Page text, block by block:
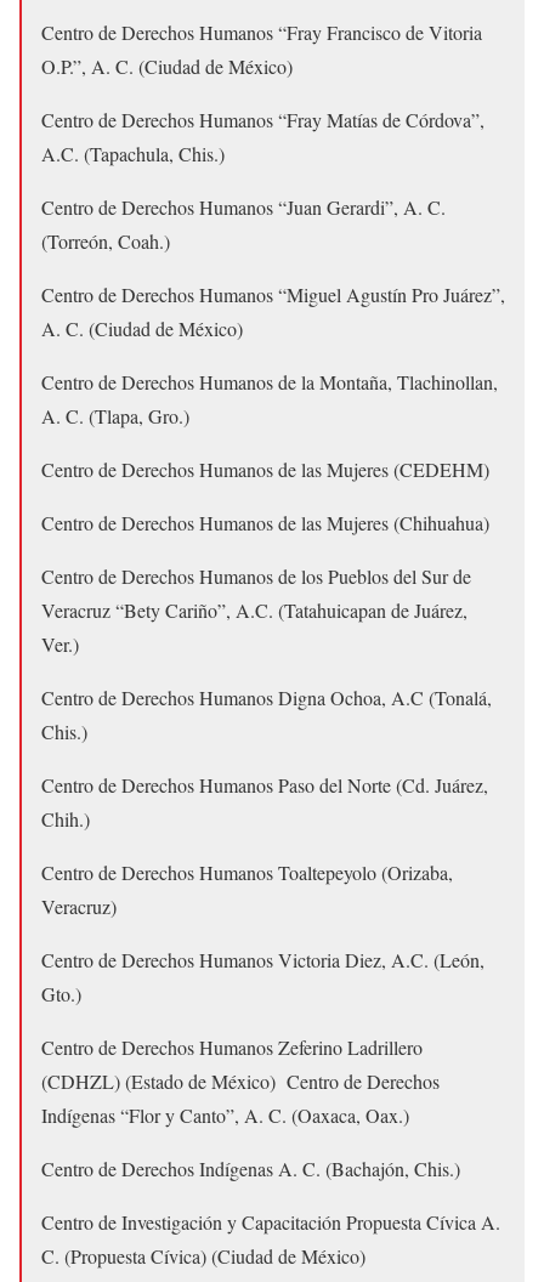
Centro de Derechos Humanos “Fray Francisco de Vitoria
O.P.”, A. C. (Ciudad de México)
Centro de Derechos Humanos “Fray Matías de Córdova”,
A.C. (Tapachula, Chis.)
Centro de Derechos Humanos “Juan Gerardi”, A. C.
(Torreón, Coah.)
Centro de Derechos Humanos “Miguel Agustín Pro Juárez”,
A. C. (Ciudad de México)
Centro de Derechos Humanos de la Montaña, Tlachinollan,
A. C. (Tlapa, Gro.)
Centro de Derechos Humanos de las Mujeres (CEDEHM)
Centro de Derechos Humanos de las Mujeres (Chihuahua)
Centro de Derechos Humanos de los Pueblos del Sur de
Veracruz “Bety Cariño”, A.C. (Tatahuicapan de Juárez,
Ver.)
Centro de Derechos Humanos Digna Ochoa, A.C (Tonalá,
Chis.)
Centro de Derechos Humanos Paso del Norte (Cd. Juárez,
Chih.)
Centro de Derechos Humanos Toaltepeyolo (Orizaba,
Veracruz)
Centro de Derechos Humanos Victoria Diez, A.C. (León,
Gto.)
Centro de Derechos Humanos Zeferino Ladrillero
(CDHZL) (Estado de México) Centro de Derechos
Indígenas “Flor y Canto”, A. C. (Oaxaca, Oax.)
Centro de Derechos Indígenas A. C. (Bachajón, Chis.)
Centro de Investigación y Capacitación Propuesta Cívica A.
C. (Propuesta Cívica) (Ciudad de México)